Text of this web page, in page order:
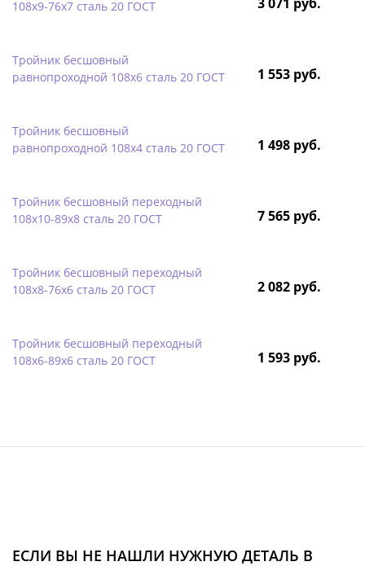
108х9-76х7 сталь 20 ГОСТ
Тройник бесшовный
равнопроходной 108х6 сталь 20 ГОСТ
1 553 руб.
Тройник бесшовный
равнопроходной 108х4 сталь 20 ГОСТ
1 498 руб.
Тройник бесшовный переходный
108х10-89х8 сталь 20 ГОСТ
7 565 руб.
Тройник бесшовный переходный
108х8-76х6 сталь 20 ГОСТ
2 082 руб.
Тройник бесшовный переходный
108х6-89х6 сталь 20 ГОСТ
1 593 руб.
ЕСЛИ ВЫ НЕ НАШЛИ НУЖНУЮ ДЕТАЛЬ В